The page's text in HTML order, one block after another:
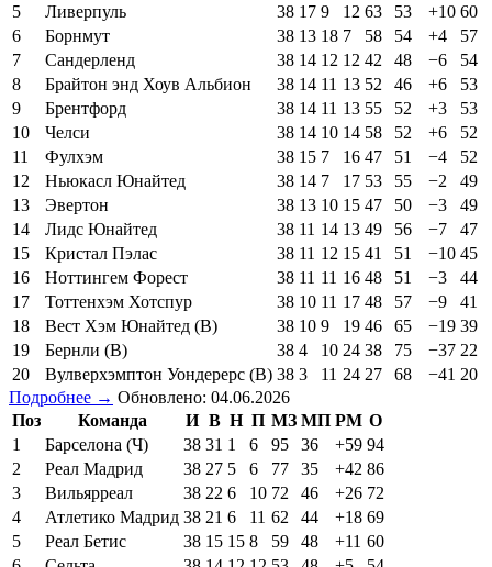
5
Ливерпуль 38 17 9 12 63 53 +10 60
6
Борнмут 38 13 18 7 58 54 +4
57
7
Сандерленд 38 14 12 12 42 48 −6
54
8
Брайтон энд Хоув Альбион 38 14 11 13 52 46 +6
53
9
Брентфорд 38 14 11 13 55 52 +3
53
10
Челси 38 14 10 14 58 52 +6
52
11
Фулхэм 38 15 7 16 47 51 −4
52
12
Ньюкасл Юнайтед 38 14 7 17 53 55 −2
49
13
Эвертон 38 13 10 15 47 50 −3
49
14
Лидс Юнайтед 38 11 14 13 49 56 −7
47
15
Кристал Пэлас 38 11 12 15 41 51 −10 45
16
Ноттингем Форест 38 11 11 16 48 51 −3
44
17
Тоттенхэм Хотспур 38 10 11 17 48 57 −9
41
18
Вест Хэм Юнайтед (В) 38 10 9 19 46 65 −19 39
19
Бернли (В) 38 4 10 24 38 75 −37 22
20
Вулверхэмптон Уондерерс (В) 38 3 11 24 27 68 −41 20
Подробнее → Обновлено: 04.06.2026
Поз
Команда И В Н П МЗ МП РМ О
1
Барселона (Ч) 38 31 1 6 95 36 +59 94
2
Реал Мадрид 38 27 5 6 77 35 +42 86
3
Вильярреал 38 22 6 10 72 46 +26 72
4
Атлетико Мадрид 38 21 6 11 62 44 +18 69
5
Реал Бетис 38 15 15 8 59 48 +11 60